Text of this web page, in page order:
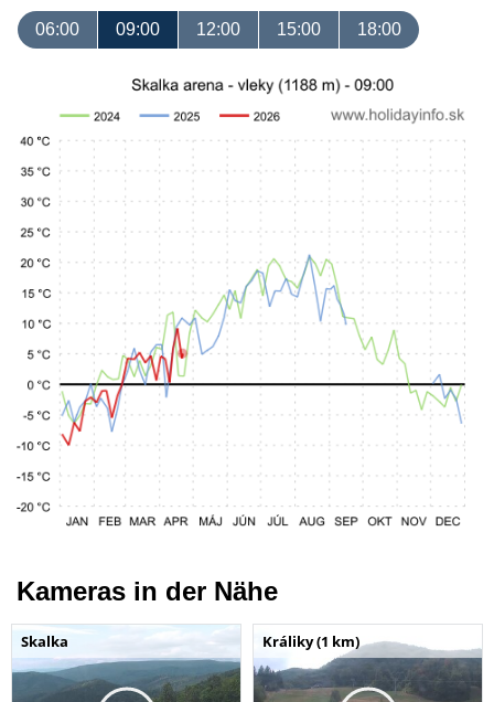
06:00 09:00 12:00 15:00 18:00
Kameras in der Nähe
Skalka Králiky (1 km)